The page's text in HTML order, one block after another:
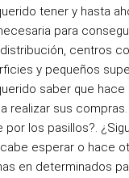
tener y hasta
para
centros
y pequeños
saber que hace
realizar sus compras.
por los pasillos?.
esperar o hace
en determinados